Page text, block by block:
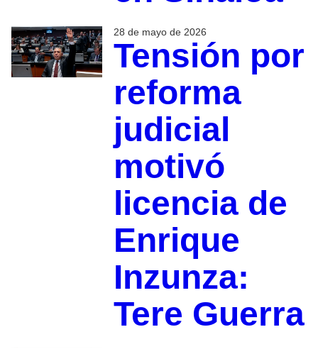
28 de mayo de 2026
Tensión por
reforma
judicial
motivó
licencia de
Enrique
Inzunza:
Tere Guerra